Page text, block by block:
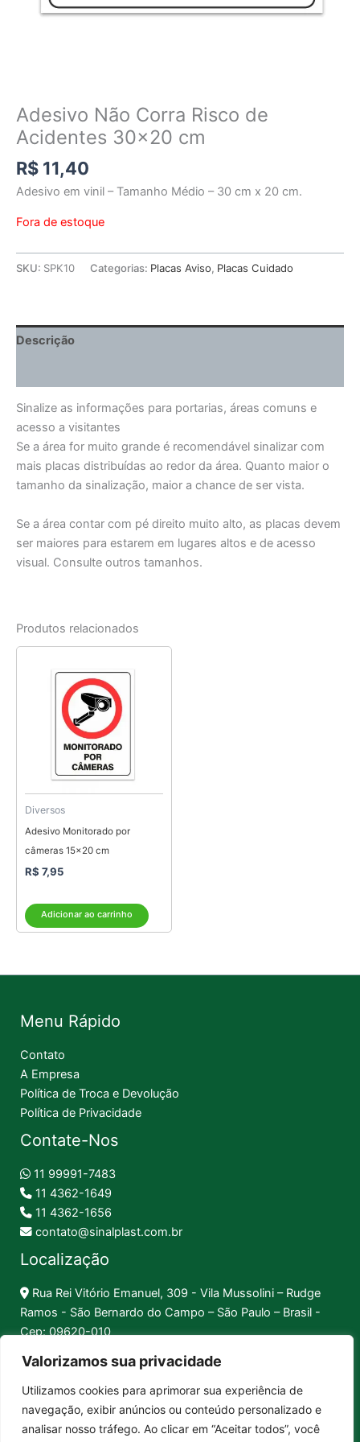
Valorizamos sua privacidade
Utilizamos cookies para aprimorar sua experiência de
navegação, exibir anúncios ou conteúdo personalizado e
analisar nosso tráfego. Ao clicar em “Aceitar todos”, você
Adesivo Não Corra Risco de
Acidentes 30×20 cm
R$ 11,40
Adesivo em vinil – Tamanho Médio – 30 cm x 20 cm.
Fora de estoque
SKU: SPK10 Categorias: Placas Aviso, Placas Cuidado
Descrição
Sinalize as informações para portarias, áreas comuns e
acesso a visitantes
Se a área for muito grande é recomendável sinalizar com
mais placas distribuídas ao redor da área. Quanto maior o
tamanho da sinalização, maior a chance de ser vista.
Se a área contar com pé direito muito alto, as placas devem
ser maiores para estarem em lugares altos e de acesso
visual. Consulte outros tamanhos.
Produtos relacionados
Diversos
Adesivo Monitorado por
câmeras 15×20 cm
R$ 7,95
Adicionar ao carrinho
Menu Rápido
Contato
A Empresa
Política de Troca e Devolução
Política de Privacidade
Contate-Nos
11 99991-7483
11 4362-1649
11 4362-1656
contato@sinalplast.com.br
Localização
Rua Rei Vitório Emanuel, 309 - Vila Mussolini – Rudge
Ramos - São Bernardo do Campo – São Paulo – Brasil -
Cep: 09620-010
Pix │ Boleto │ Cartão